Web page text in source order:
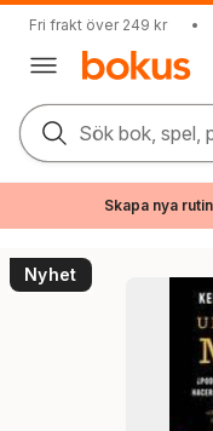
Fri frakt över 249 kr •
Sök bok, spel,
Skapa nya
Nyhet